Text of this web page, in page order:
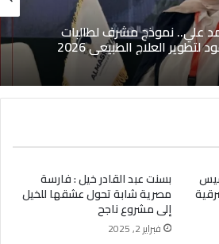
نموذج مشرف لطالبات
العلاج الطبيعي 2026
بسنت عبد القادر خيل : فارسة
مصرية شابة تحول عشقها للخيل
إلى مشروع ناجح
فبراير 2, 2025